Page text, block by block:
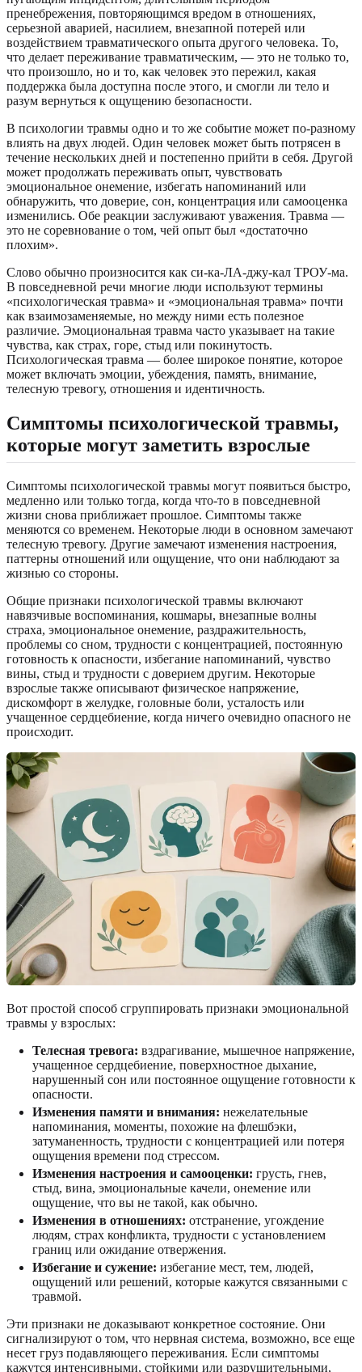
пренебрежения, повторяющимся вредом в отношениях,
серьезной аварией, насилием, внезапной потерей или
воздействием травматического опыта другого человека. То,
что делает переживание травматическим, — это не только то,
что произошло, но и то, как человек это пережил, какая
поддержка была доступна после этого, и смогли ли тело и
разум вернуться к ощущению безопасности.
В психологии травмы одно и то же событие может по-разному
влиять на двух людей. Один человек может быть потрясен в
течение нескольких дней и постепенно прийти в себя. Другой
может продолжать переживать опыт, чувствовать
эмоциональное онемение, избегать напоминаний или
обнаружить, что доверие, сон, концентрация или самооценка
изменились. Обе реакции заслуживают уважения. Травма —
это не соревнование о том, чей опыт был «достаточно
плохим».
Слово обычно произносится как си-ка-ЛА-джу-кал ТРОУ-ма.
В повседневной речи многие люди используют термины
«психологическая травма» и «эмоциональная травма» почти
как взаимозаменяемые, но между ними есть полезное
различие. Эмоциональная травма часто указывает на такие
чувства, как страх, горе, стыд или покинутость.
Психологическая травма — более широкое понятие, которое
может включать эмоции, убеждения, память, внимание,
телесную тревогу, отношения и идентичность.
Симптомы психологической травмы,
которые могут заметить взрослые
Симптомы психологической травмы могут появиться быстро,
медленно или только тогда, когда что-то в повседневной
жизни снова приближает прошлое. Симптомы также
меняются со временем. Некоторые люди в основном замечают
телесную тревогу. Другие замечают изменения настроения,
паттерны отношений или ощущение, что они наблюдают за
жизнью со стороны.
Общие признаки психологической травмы включают
навязчивые воспоминания, кошмары, внезапные волны
страха, эмоциональное онемение, раздражительность,
проблемы со сном, трудности с концентрацией, постоянную
готовность к опасности, избегание напоминаний, чувство
вины, стыд и трудности с доверием другим. Некоторые
взрослые также описывают физическое напряжение,
дискомфорт в желудке, головные боли, усталость или
учащенное сердцебиение, когда ничего очевидно опасного не
происходит.
Вот простой способ сгруппировать признаки эмоциональной
травмы у взрослых:
Телесная тревога: вздрагивание, мышечное напряжение,
учащенное сердцебиение, поверхностное дыхание,
нарушенный сон или постоянное ощущение готовности к
опасности.
Изменения памяти и внимания: нежелательные
напоминания, моменты, похожие на флешбэки,
затуманенность, трудности с концентрацией или потеря
ощущения времени под стрессом.
Изменения настроения и самооценки: грусть, гнев,
стыд, вина, эмоциональные качели, онемение или
ощущение, что вы не такой, как обычно.
Изменения в отношениях: отстранение, угождение
людям, страх конфликта, трудности с установлением
границ или ожидание отвержения.
Избегание и сужение: избегание мест, тем, людей,
ощущений или решений, которые кажутся связанными с
травмой.
Эти признаки не доказывают конкретное состояние. Они
сигнализируют о том, что нервная система, возможно, все еще
несет груз подавляющего переживания. Если симптомы
кажутся интенсивными, стойкими или разрушительными,